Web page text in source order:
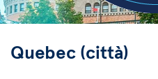
Quebec (città)